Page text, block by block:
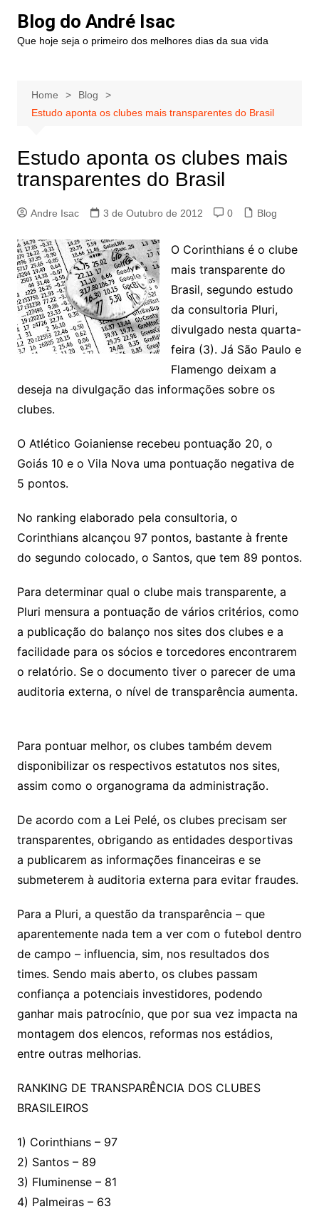
Blog do André Isac
Que hoje seja o primeiro dos melhores dias da sua vida
Home
Blog
Estudo aponta os clubes mais transparentes do Brasil
Estudo aponta os clubes mais
transparentes do Brasil
Andre Isac 3 de Outubro de 2012 0 Blog
O Corinthians é o clube
mais transparente do
Brasil, segundo estudo
da consultoria Pluri,
divulgado nesta quarta-
feira (3). Já São Paulo e
Flamengo deixam a
deseja na divulgação das informações sobre os
clubes.
O Atlético Goianiense recebeu pontuação 20, o
Goiás 10 e o Vila Nova uma pontuação negativa de
5 pontos.
No ranking elaborado pela consultoria, o
Corinthians alcançou 97 pontos, bastante à frente
do segundo colocado, o Santos, que tem 89 pontos.
Para determinar qual o clube mais transparente, a
Pluri mensura a pontuação de vários critérios, como
a publicação do balanço nos sites dos clubes e a
facilidade para os sócios e torcedores encontrarem
o relatório. Se o documento tiver o parecer de uma
auditoria externa, o nível de transparência aumenta.
Para pontuar melhor, os clubes também devem
disponibilizar os respectivos estatutos nos sites,
assim como o organograma da administração.
De acordo com a Lei Pelé, os clubes precisam ser
transparentes, obrigando as entidades desportivas
a publicarem as informações financeiras e se
submeterem à auditoria externa para evitar fraudes.
Para a Pluri, a questão da transparência – que
aparentemente nada tem a ver com o futebol dentro
de campo – influencia, sim, nos resultados dos
times. Sendo mais aberto, os clubes passam
confiança a potenciais investidores, podendo
ganhar mais patrocínio, que por sua vez impacta na
montagem dos elencos, reformas nos estádios,
entre outras melhorias.
RANKING DE TRANSPARÊNCIA DOS CLUBES
BRASILEIROS
1) Corinthians – 97
2) Santos – 89
3) Fluminense – 81
4) Palmeiras – 63